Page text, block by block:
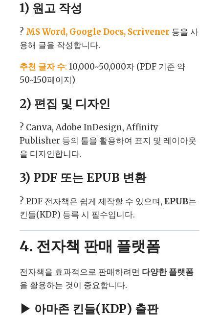
1) 원고 작성
? MS Word, Google Docs, Scrivener 등을 사
용해 글을 작성합니다.
추천 글자 수: 10,000~50,000자 (PDF 기준 약
50~150페이지)
2) 편집 및 디자인
? Canva, Adobe InDesign, Affinity
Publisher 등의 툴을 활용하여 표지 및 레이아웃
을 디자인합니다.
3) PDF 또는 EPUB 변환
? PDF 전자책은 쉽게 제작할 수 있으며,EPUB는
킨들(KDP) 등록 시 필수입니다.
4. 전자책 판매 플랫폼
전자책을 효과적으로 판매하려면 다양한 플랫폼
을 활용하는 것이 중요합니다.
▶ 아마존 킨들(KDP) 출판